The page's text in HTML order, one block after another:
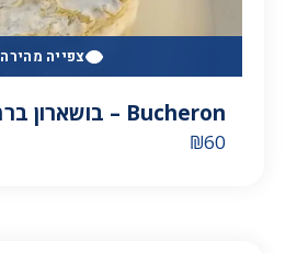
צפייה מהירה
Bucheron – בושארון ברמות
₪60